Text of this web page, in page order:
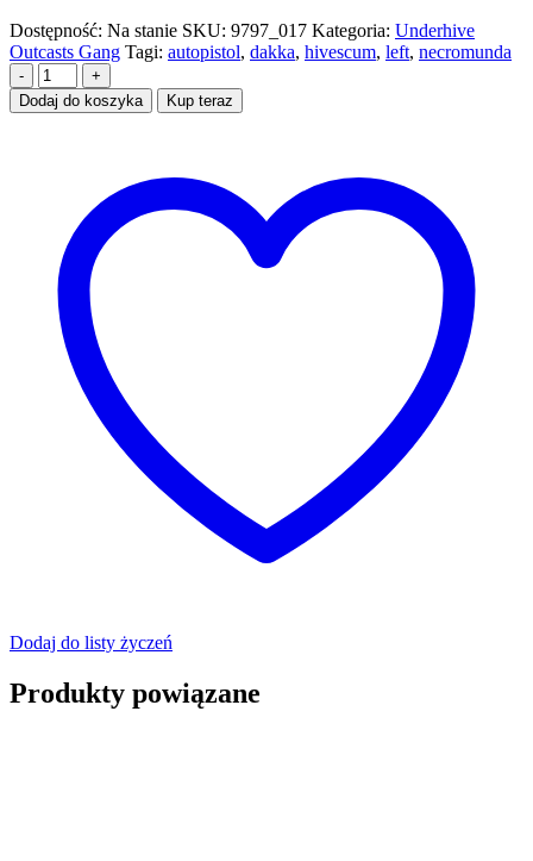
Dostępność: Na stanie SKU: 9797_017 Kategoria: Underhive
Outcasts Gang Tagi: autopistol, dakka, hivescum, left, necromunda
-
+
Dodaj do koszyka
Kup teraz
Dodaj do listy życzeń
Produkty powiązane